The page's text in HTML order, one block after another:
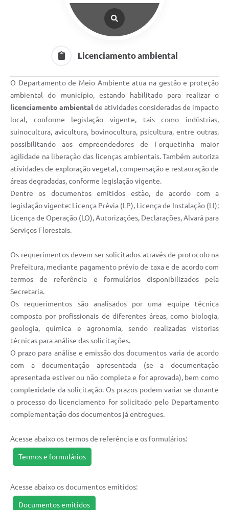
Licenciamento ambiental
O Departamento de Meio Ambiente atua na gestão e proteção
ambiental do município, estando habilitado para realizar o
licenciamento ambientalde atividades consideradas de impacto
local, conforme legislação vigente, tais como indústrias,
suinocultura, avicultura, bovinocultura, psicultura, entre outras,
possibilitando aos empreendedores de Forquetinha maior
agilidade na liberação das licenças ambientais. Também autoriza
atividades de exploração vegetal, compensação e restauração de
áreas degradadas, conforme legislação vigente.
Dentre os documentos emitidos estão, de acordo com a
legislação vigente: Licença Prévia (LP), Licença de Instalação (LI);
Licença de Operação (LO), Autorizações, Declarações, Alvará para
Serviços Florestais.
Os requerimentos devem ser solicitados através de protocolo na
Prefeitura, mediante pagamento prévio de taxa e de acordo com
termos de referência e formulários disponibilizados pela
Secretaria.
Os requerimentos são analisados por uma equipe técnica
composta por profissionais de diferentes áreas, como biologia,
geologia, química e agronomia, sendo realizadas vistorias
técnicas para análise das solicitações.
O prazo para análise e emissão dos documentos varia de acordo
com a documentação apresentada (se a documentação
apresentada estiver ou não completa e for aprovada), bem como
complexidade da solicitação. Os prazos podem variar se durante
o processo do licenciamento for solicitado pelo Departamento
complementação dos documentos já entregues.
Acesse abaixo os termos de referência e os formulários:
Termos e formulários
Acesse abaixo os documentos emitidos:
Documentos emitidos